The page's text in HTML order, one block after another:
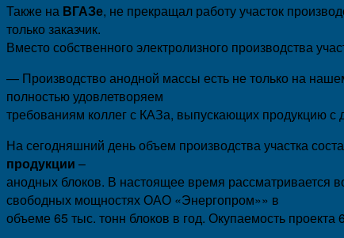
Также на ВГАЗе, не прекращал работу участок
только заказчик.
Вместо собственного электролизного производства
— Производство анодной массы есть не только на
полностью удовлетворяем
требованиям коллег с КАЗа, выпускающих продукцию с
На сегодняшний день объем производства участка
продукции –
анодных блоков. В настоящее время рассматривается
свободных мощностях ОАО «Энергопром»» в
объеме 65 тыс. тонн блоков в год. Окупаемость проекта